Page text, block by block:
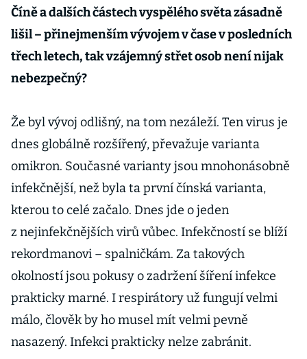
neúspěšně
Číně a dalších částech vyspělého světa zásadně
lišil – přinejmenším vývojem v čase v posledních
třech letech, tak vzájemný střet osob není nijak
nebezpečný?
Že byl vývoj odlišný, na tom nezáleží. Ten virus je
dnes globálně rozšířený, převažuje varianta
omikron. Současné varianty jsou mnohonásobně
infekčnější, než byla ta první čínská varianta,
kterou to celé začalo. Dnes jde o jeden
z nejinfekčnějších virů vůbec. Infekčností se blíží
rekordmanovi – spalničkám. Za takových
okolností jsou pokusy o zadržení šíření infekce
prakticky marné. I respirátory už fungují velmi
málo, člověk by ho musel mít velmi pevně
nasazený. Infekci prakticky nelze zabránit.